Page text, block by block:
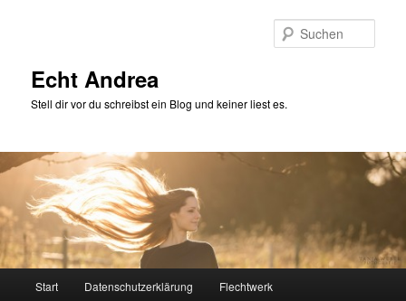
Echt Andrea
Stell dir vor du schreibst ein Blog und keiner liest es.
Start Datenschutzerklärung Flechtwerk